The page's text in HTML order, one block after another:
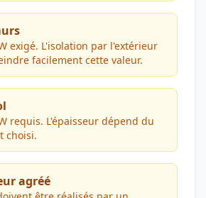
exigé. L'isolation par l'extérieur
facilement cette valeur.
requis. L'épaisseur dépend du
choisi.
agréé